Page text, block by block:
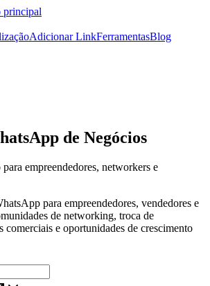
principal
Adicionar LinkFerramentasBlog
de Negócios
empreendedores, networkers e
para empreendedores, vendedores e
de networking, troca de
comerciais e oportunidades de crescimento